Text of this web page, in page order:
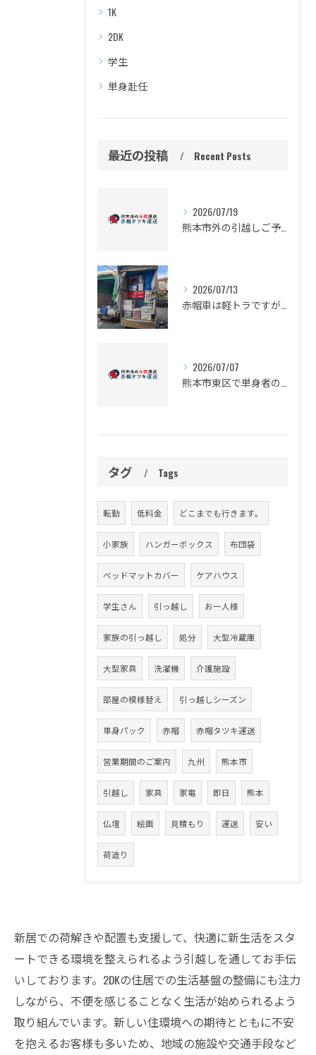
1K
2DK
学生
単身赴任
最近の投稿 Recent Posts
2026/07/19
2026/07/13
2026/07/07
タグ Tags
転勤 低料金 どこまでも行きます。
小家族 ハンガーボックス 布団袋
ベッドマットカバー ケアハウス
学生さん 引っ越し お一人様
家族の引っ越し 処分 大型冷蔵庫
大型家具 洗濯機 介護施設
部屋の模様替え 引っ越しシーズン
単身パック 赤帽 赤帽タツキ運送
営業期間のご案内 九州 熊本市
引越し 家具 家電 即日 熊本
仏壇 絵画 見積もり 運送 安い
荷造り
新居での荷解きや配置も支援して、快適に新生活をスタ
ートできる環境を整えられるよう引越しを通してお手伝
いしております。2DKの住居での生活基盤の整備にも注力
しながら、不便を感じることなく生活が始められるよう
取り組んでいます。新しい住環境への期待とともに不安
を抱えるお客様も多いため、地域の施設や交通手段など